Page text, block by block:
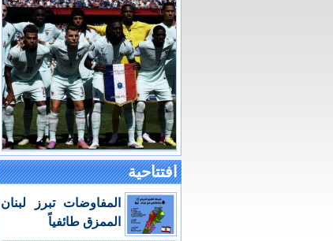
افتتاحية
المفاوضات تبرز لبنان
الممزق طائفياً